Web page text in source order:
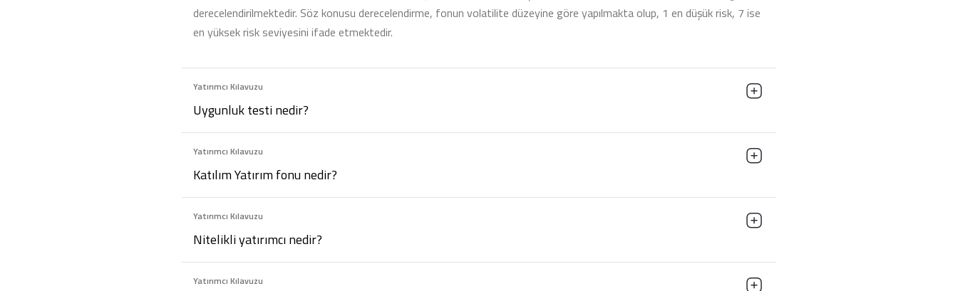
derecelendirilmektedir. Söz konusu derecelendirme, fonun volatilite düzeyine göre yapılmakta olup, 1 en düşük risk, 7 ise
en yüksek risk seviyesini ifade etmektedir.
Yatırımcı Kılavuzu
Uygunluk testi nedir?
Yatırımcı Kılavuzu
Katılım Yatırım fonu nedir?
Yatırımcı Kılavuzu
Nitelikli yatırımcı nedir?
Yatırımcı Kılavuzu